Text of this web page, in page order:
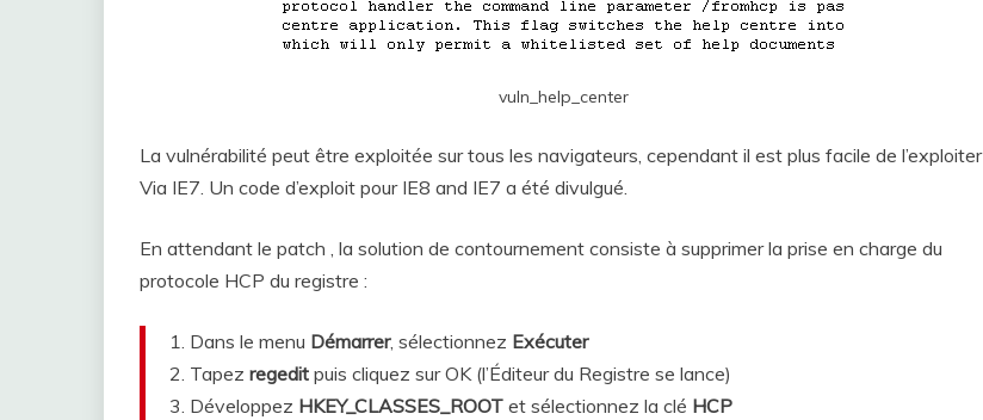
vuln_help_center
La vulnérabilité peut être exploitée sur tous les navigateurs, cependant il est plus facile de l’exploiter
Via IE7. Un code d’exploit pour IE8 and IE7 a été divulgué.
En attendant le patch , la solution de contournement consiste à supprimer la prise en charge du
protocole HCP du registre :
1. Dans le menu Démarrer, sélectionnez Exécuter
2. Tapez regedit puis cliquez sur OK (l’Éditeur du Registre se lance)
3. Développez HKEY_CLASSES_ROOT et sélectionnez la clé HCP